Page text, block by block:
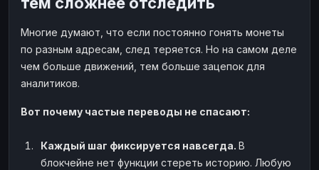
Многие думают, что если постоянно гонять монеты
по разным адресам, след теряется. Но на самом деле
чем больше движений, тем больше зацепок для
аналитиков.
Вот почему частые переводы не спасают:
Каждый шаг фиксируется навсегда. В
блокчейне нет функции стереть историю. Любую